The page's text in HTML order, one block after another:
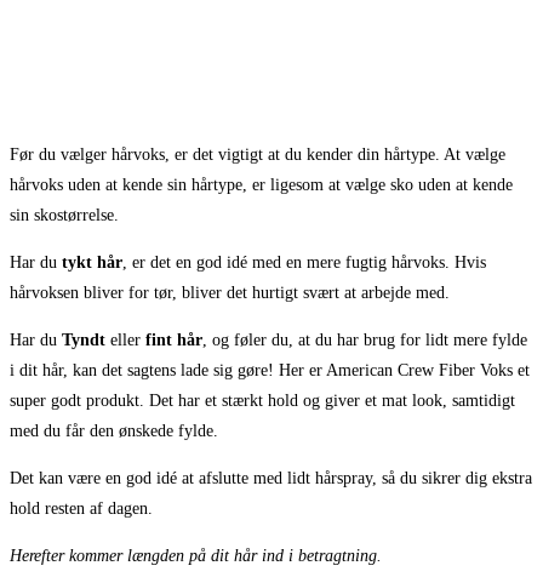
Før du vælger hårvoks, er det vigtigt at du kender din hårtype. At vælge
hårvoks uden at kende sin hårtype, er ligesom at vælge sko uden at kende
sin skostørrelse.
Har du tykt hår , er det en god idé med en mere fugtig hårvoks. Hvis
hårvoksen bliver for tør, bliver det hurtigt svært at arbejde med.
Har du Tyndt eller fint hår , og føler du, at du har brug for lidt mere fylde
i dit hår, kan det sagtens lade sig gøre! Her er American Crew Fiber Voks et
super godt produkt. Det har et stærkt hold og giver et mat look, samtidigt
med du får den ønskede fylde.
Det kan være en god idé at afslutte med lidt hårspray, så du sikrer dig ekstra
hold resten af dagen.
Herefter kommer længden på dit hår ind i betragtning.